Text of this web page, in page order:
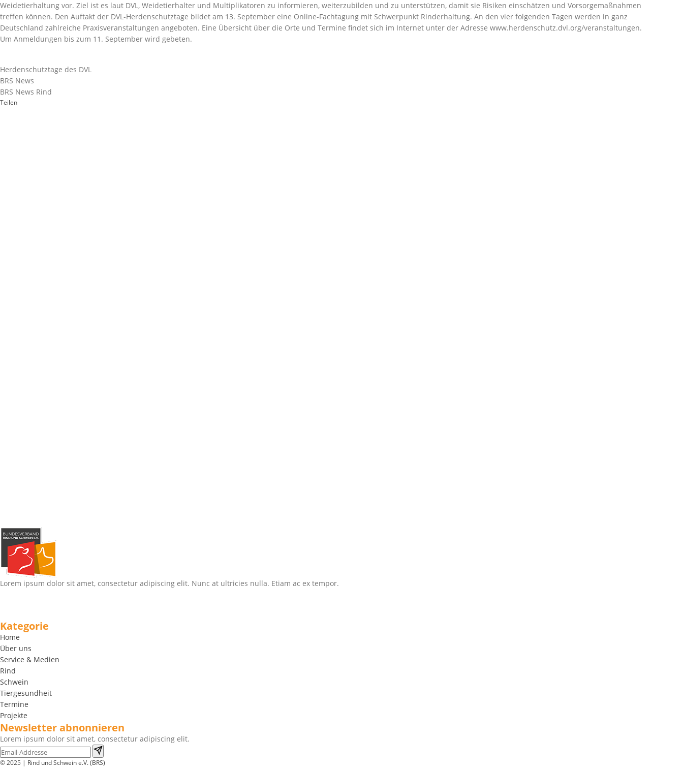
Weidetierhaltung vor. Ziel ist es laut DVL, Weidetierhalter und Multiplikatoren zu informieren, weiterzubilden und zu unterstützen, damit sie Risiken einschätzen und Vorsorgemaßnahmen
treffen können. Den Auftakt der DVL-Herdenschutztage bildet am 13. September eine Online-Fachtagung mit Schwerpunkt Rinderhaltung. An den vier folgenden Tagen werden in ganz
Deutschland zahlreiche Praxisveranstaltungen angeboten. Eine Übersicht über die Orte und Termine findet sich im Internet unter der Adresse www.herdenschutz.dvl.org/veranstaltungen.
Um Anmeldungen bis zum 11. September wird gebeten.
Herdenschutztage des DVL
BRS News
BRS News Rind
Teilen
Lorem ipsum dolor sit amet, consectetur adipiscing elit. Nunc at ultricies nulla. Etiam ac ex tempor.
Kategorie
Home
Über uns
Service & Medien
Rind
Schwein
Tiergesundheit
Termine
Projekte
Newsletter abnonnieren
Lorem ipsum dolor sit amet, consectetur adipiscing elit.
© 2025 | Rind und Schwein e.V. (BRS)